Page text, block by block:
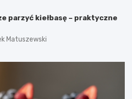
parzyć kiełbasę – praktyczne
Matuszewski